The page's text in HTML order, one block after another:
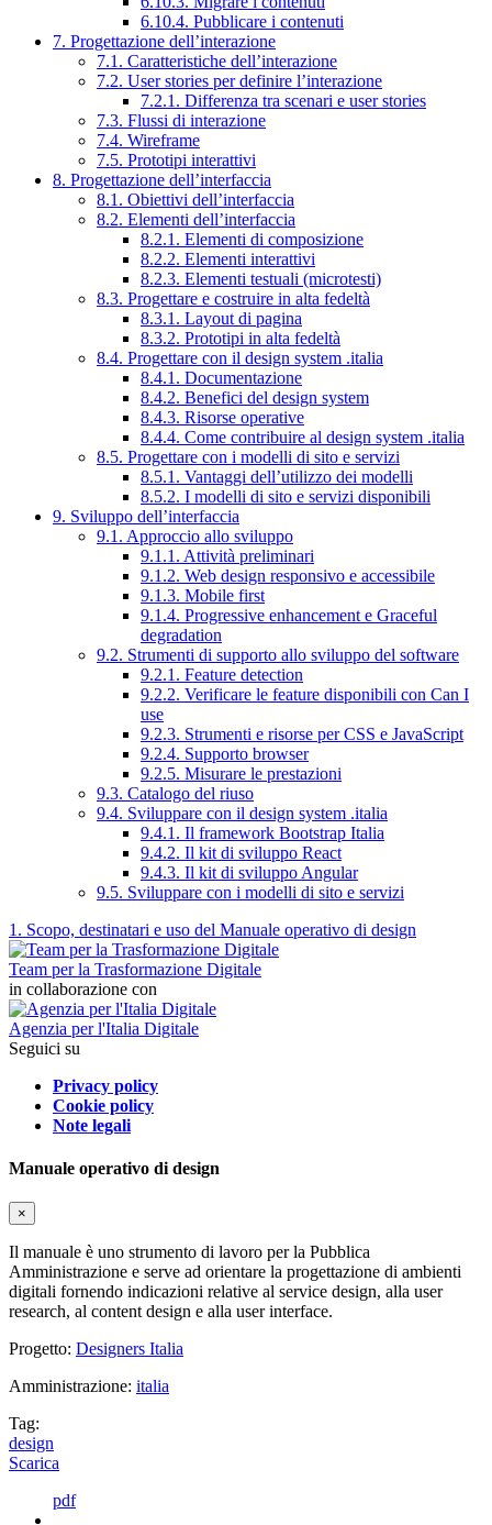
6.10.4. Pubblicare i contenuti
7. Progettazione dell’interazione
7.1. Caratteristiche dell’interazione
7.2. User stories per definire l’interazione
7.2.1. Differenza tra scenari e user stories
7.3. Flussi di interazione
7.4. Wireframe
7.5. Prototipi interattivi
8. Progettazione dell’interfaccia
8.1. Obiettivi dell’interfaccia
8.2. Elementi dell’interfaccia
8.2.1. Elementi di composizione
8.2.2. Elementi interattivi
8.2.3. Elementi testuali (microtesti)
8.3. Progettare e costruire in alta fedeltà
8.3.1. Layout di pagina
8.3.2. Prototipi in alta fedeltà
8.4. Progettare con il design system .italia
8.4.1. Documentazione
8.4.2. Benefici del design system
8.4.3. Risorse operative
8.4.4. Come contribuire al design system .italia
8.5. Progettare con i modelli di sito e servizi
8.5.1. Vantaggi dell’utilizzo dei modelli
8.5.2. I modelli di sito e servizi disponibili
9. Sviluppo dell’interfaccia
9.1. Approccio allo sviluppo
9.1.1. Attività preliminari
9.1.2. Web design responsivo e accessibile
9.1.3. Mobile first
9.1.4. Progressive enhancement e Graceful
degradation
9.2. Strumenti di supporto allo sviluppo del software
9.2.1. Feature detection
9.2.2. Verificare le feature disponibili con Can I
use
9.2.3. Strumenti e risorse per CSS e JavaScript
9.2.4. Supporto browser
9.2.5. Misurare le prestazioni
9.3. Catalogo del riuso
9.4. Sviluppare con il design system .italia
9.4.1. Il framework Bootstrap Italia
9.4.2. Il kit di sviluppo React
9.4.3. Il kit di sviluppo Angular
9.5. Sviluppare con i modelli di sito e servizi
1. Scopo, destinatari e uso del Manuale operativo di design
Team per la Trasformazione Digitale
in collaborazione con
Agenzia per l'Italia Digitale
Seguici su
Privacy policy
Cookie policy
Note legali
Manuale operativo di design
×
Il manuale è uno strumento di lavoro per la Pubblica
Amministrazione e serve ad orientare la progettazione di ambienti
digitali fornendo indicazioni relative al service design, alla user
research, al content design e alla user interface.
Progetto: Designers Italia
Amministrazione: italia
Tag:
design
Scarica
pdf